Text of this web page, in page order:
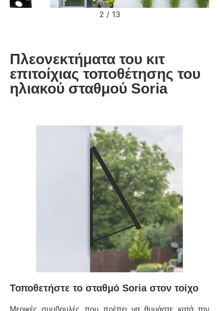
2 / 13
Πλεονεκτήματα του κιτ
επιτοίχιας τοποθέτησης του
ηλιακού σταθμού Soria
Τοποθετήστε το σταθμό Soria στον τοίχο